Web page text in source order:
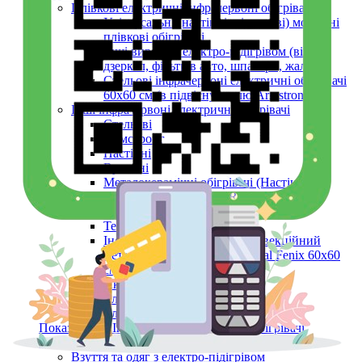
Плівкові електричні інфрачервоні обігрівачі
Універсальні (настінні, підлогові) мобільні
плівкові обігрівачі
Інші вироби з електро-підігрівом (вікон,
дзеркал, фільтрів авто, шпалери, жалюзі)
Стельові інфрачервоні електричні обігрівачі
60х60 см (в підвісну стелю Armstrong)
Інші інфрачервоні електричні обігрівачі
Стельові
Армстронг
Настінні
Вуличні
Металокерамічні обігрівачі (Настінні,
Стельові, Підлогові, ARMSTRONG)
Керамічні панелі (інфрачервоні)
Тепловентилятори
Інфрачервоний обігрівач конвекційний
металокерамічний Monocrystal Fenix 60x60
см 750 Вт
Аксесуари
Електричні рушникосушки
Електроконвектори
Показати усі Інфрачервоні електричні обігрівачі
Обігрів та сушіння
Взуття та одяг з електро-підігрівом